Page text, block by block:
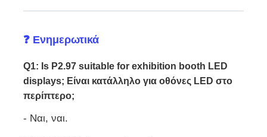
❓ Ενημερωτικά
Q1: Is P2.97 suitable for exhibition booth LED
displays; Είναι κατάλληλο για οθόνες LED στο
περίπτερο;
- Ναι, ναι.